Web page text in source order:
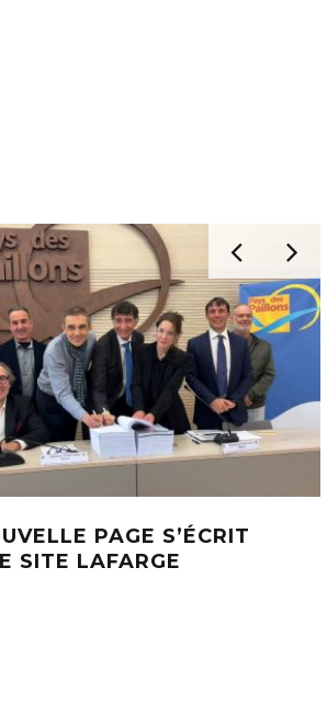
PAGE S’ÉCRIT
SITE LAFARGE